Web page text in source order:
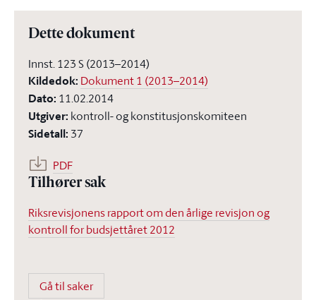
Dette dokument
Innst. 123 S (2013–2014)
Kildedok: Dokument 1 (2013–2014)
Dato: 11.02.2014
Utgiver: kontroll- og konstitusjonskomiteen
Sidetall: 37
PDF
Tilhører sak
Riksrevisjonens rapport om den årlige revisjon og
kontroll for budsjettåret 2012
Gå til saker